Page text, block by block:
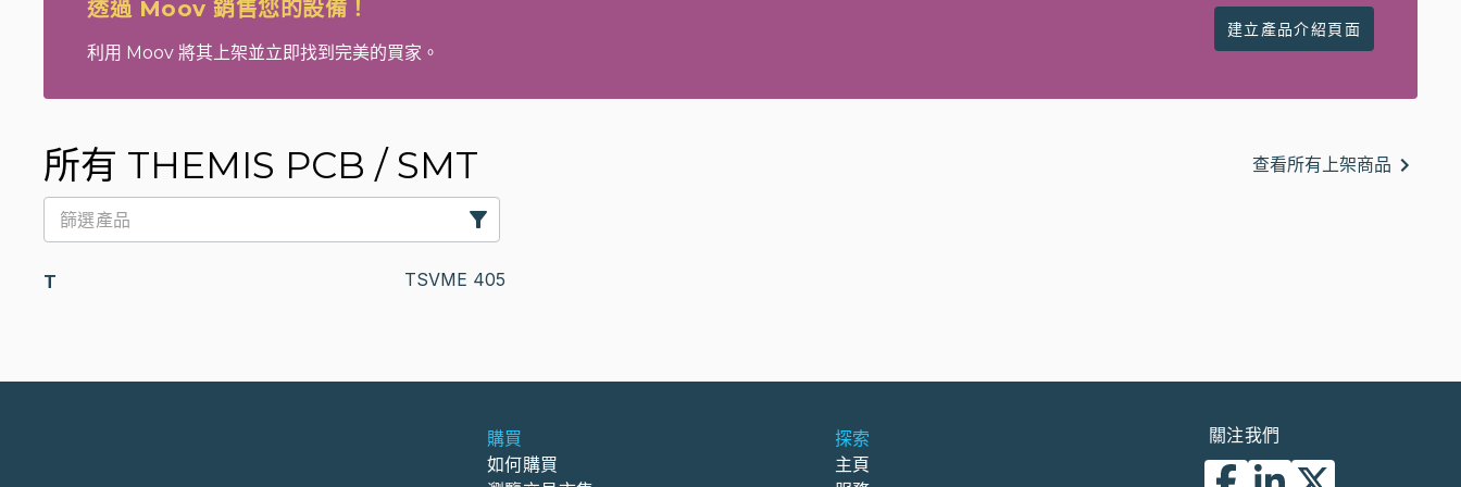
透過 Moov 銷售您的設備！
利用 Moov 將其上架並立即找到完美的買家。
建立產品介紹頁面
所有 THEMIS PCB / SMT 查看所有上架商品
T TSVME 405
購買
如何購買
探索
主頁
關注我們